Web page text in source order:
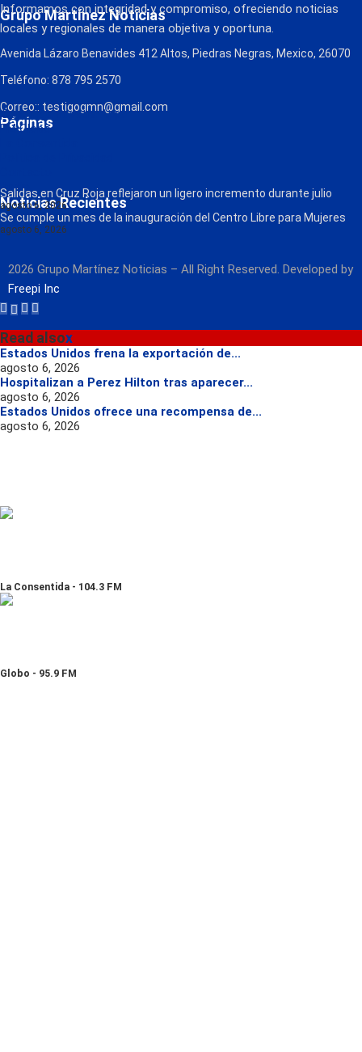
Grupo Martínez Noticias
Informamos con integridad y compromiso, ofreciendo noticias
locales y regionales de manera objetiva y oportuna.
Avenida Lázaro Benavides 412 Altos, Piedras Negras, Mexico, 26070
Teléfono: 878 795 2570
Correo:: testigogmn@gmail.com
Páginas
¡Descarga nuestra App!
FM Globo
Radio
Noticias Recientes
Salidas en Cruz Roja reflejaron un ligero incremento durante julio
agosto 6, 2026
Se cumple un mes de la inauguración del Centro Libre para Mujeres
agosto 6, 2026
2026 Grupo Martínez Noticias – All Right Reserved. Developed by
Freepi Inc
Read alsox
Estados Unidos frena la exportación de...
agosto 6, 2026
Hospitalizan a Perez Hilton tras aparecer...
agosto 6, 2026
Estados Unidos ofrece una recompensa de...
agosto 6, 2026
La Consentida - 104.3 FM
Globo - 95.9 FM